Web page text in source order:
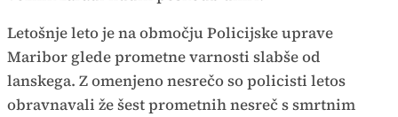
Letošnje leto je na območju Policijske uprave
Maribor glede prometne varnosti slabše od
lanskega. Z omenjeno nesrečo so policisti letos
obravnavali že šest prometnih nesreč s smrtnim